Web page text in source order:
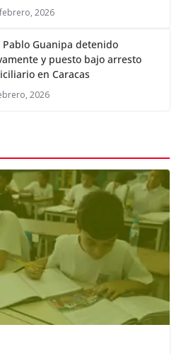
2026
Pablo Guanipa detenido
y puesto bajo arresto
en Caracas
2026